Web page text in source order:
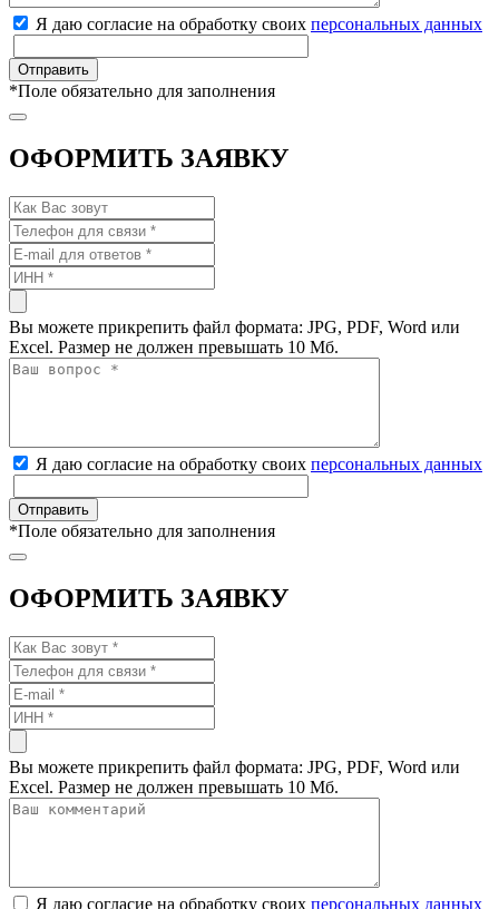
Я даю согласие на обработку своих персональных данных
*Поле обязательно для заполнения
ОФОРМИТЬ ЗАЯВКУ
Вы можете прикрепить файл формата: JPG, PDF, Word или
Excel. Размер не должен превышать 10 Мб.
Я даю согласие на обработку своих персональных данных
*Поле обязательно для заполнения
ОФОРМИТЬ ЗАЯВКУ
Вы можете прикрепить файл формата: JPG, PDF, Word или
Excel. Размер не должен превышать 10 Мб.
Я даю согласие на обработку своих персональных данных